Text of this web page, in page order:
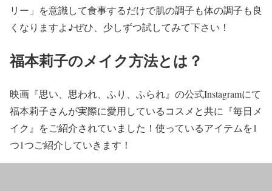
リー」 を意識して食事するだけで肌の調子も体の調子も良
くなりますよ♪ぜひ、少しずつ試してみて下さい！
福本莉子のメイク方法とは？
映画『思い、思われ、ふり、ふられ』の公式Instagramにて
福本莉子さんが実際に愛用しているコスメと共に 『毎日メ
イク』 をご紹介されていました！使っているアイテムを1
つ1つご紹介していきます！